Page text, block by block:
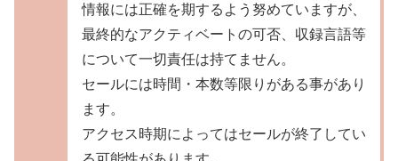
情報には正確を期するよう努めていますが、
最終的なアクティベートの可否、収録言語等
について一切責任は持てません。
セールには時間・本数等限りがある事があり
ます。
アクセス時期によってはセールが終了してい